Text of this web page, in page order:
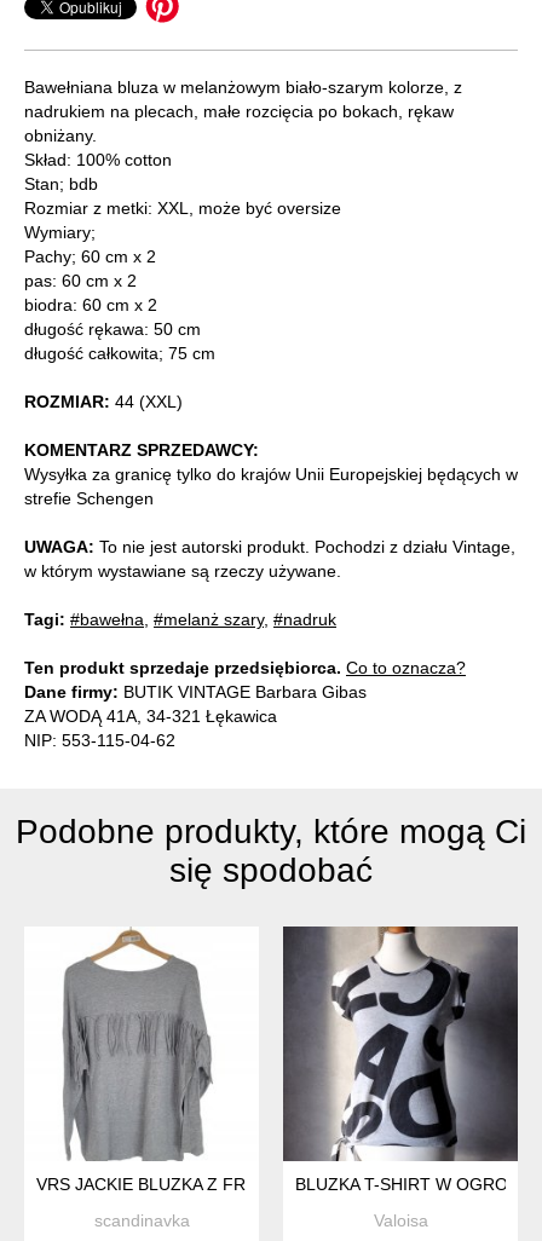
Bawełniana bluza w melanżowym biało-szarym kolorze, z
nadrukiem na plecach, małe rozcięcia po bokach, rękaw
obniżany.
Skład: 100% cotton
Stan; bdb
Rozmiar z metki: XXL, może być oversize
Wymiary;
Pachy; 60 cm x 2
pas: 60 cm x 2
biodra: 60 cm x 2
długość rękawa: 50 cm
długość całkowita; 75 cm
ROZMIAR: 44 (XXL)
KOMENTARZ SPRZEDAWCY:
Wysyłka za granicę tylko do krajów Unii Europejskiej będących w
strefie Schengen
UWAGA: To nie jest autorski produkt. Pochodzi z działu Vintage,
w którym wystawiane są rzeczy używane.
Tagi: #bawełna, #melanż szary, #nadruk
Ten produkt sprzedaje przedsiębiorca. Co to oznacza?
Dane firmy: BUTIK VINTAGE Barbara Gibas
ZA WODĄ 41A, 34-321 Łękawica
NIP: 553-115-04-62
Podobne produkty, które mogą Ci
się spodobać
VRS JACKIE BLUZKA Z FRĘDZLAMI SZARA 46 XXXL
scandinavka
BLUZKA T-SHIRT W
Valoisa